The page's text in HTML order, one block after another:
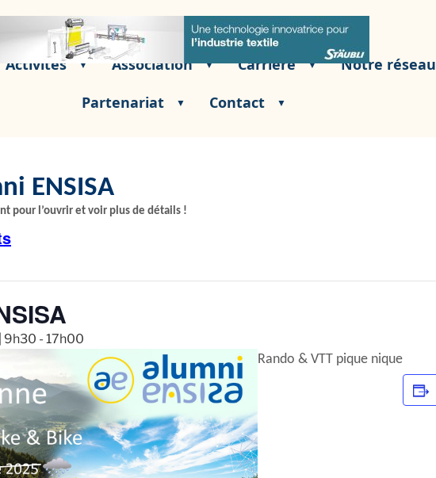
Activités Association Carrière
Notre réseau
Partenariat
Contact
ENSISA
pour l’ouvrir et voir plus de détails !
9h30 - 17h00
Rando & VTT pique nique